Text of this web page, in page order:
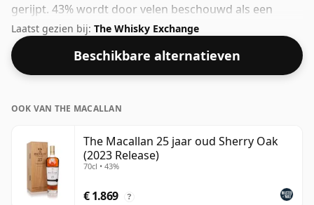
gerijpt. 43% wordt door velen beschouwd als een
goede ABV voor het ervaren van het 'mondgevoel' en
de volle smaak van whisky.
Laatst gezien bij: The Whisky Exchange
Beschikbare alternatieven
OOK VAN THE MACALLAN
The Macallan 25 jaar oud Sherry Oak
(2023 Release)
70cl • 43%
€ 1.869 ?